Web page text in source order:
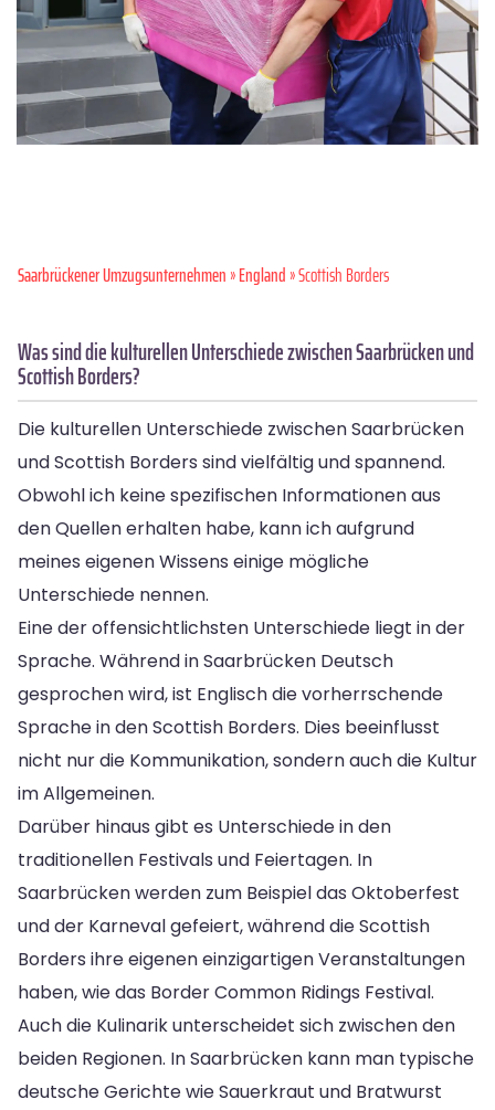
Saarbrückener Umzugsunternehmen»England» Scottish Borders
Was sind die kulturellen Unterschiede zwischen Saarbrücken und
Scottish Borders?
Die kulturellen Unterschiede zwischen Saarbrücken
und Scottish Borders sind vielfältig und spannend.
Obwohl ich keine spezifischen Informationen aus
den Quellen erhalten habe, kann ich aufgrund
meines eigenen Wissens einige mögliche
Unterschiede nennen.
Eine der offensichtlichsten Unterschiede liegt in der
Sprache. Während in Saarbrücken Deutsch
gesprochen wird, ist Englisch die vorherrschende
Sprache in den Scottish Borders. Dies beeinflusst
nicht nur die Kommunikation, sondern auch die Kultur
im Allgemeinen.
Darüber hinaus gibt es Unterschiede in den
traditionellen Festivals und Feiertagen. In
Saarbrücken werden zum Beispiel das Oktoberfest
und der Karneval gefeiert, während die Scottish
Borders ihre eigenen einzigartigen Veranstaltungen
haben, wie das Border Common Ridings Festival.
Auch die Kulinarik unterscheidet sich zwischen den
beiden Regionen. In Saarbrücken kann man typische
deutsche Gerichte wie Sauerkraut und Bratwurst